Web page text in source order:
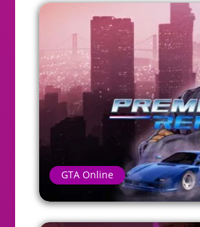
GTA Online